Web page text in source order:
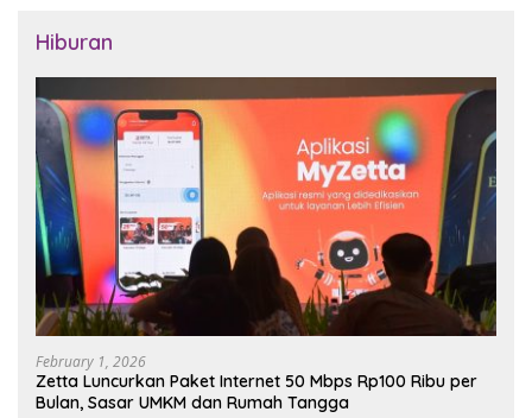
Hiburan
February 1, 2026
Zetta Luncurkan Paket Internet 50 Mbps Rp100 Ribu per
Bulan, Sasar UMKM dan Rumah Tangga